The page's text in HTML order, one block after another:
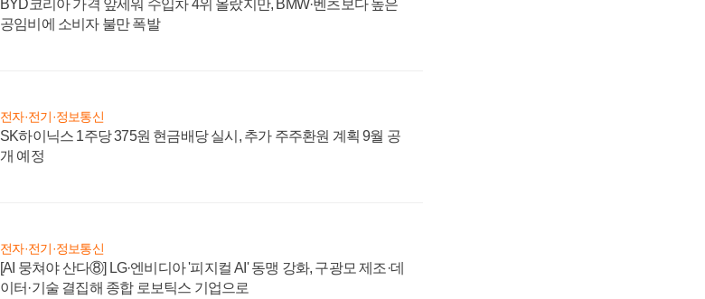
BYD코리아 가격 앞세워 수입차 4위 올랐지만, BMW·벤츠보다 높은
공임비에 소비자 불만 폭발
전자·전기·정보통신
SK하이닉스 1주당 375원 현금배당 실시, 추가 주주환원 계획 9월 공
개 예정
전자·전기·정보통신
[AI 뭉쳐야 산다⑧] LG·엔비디아 '피지컬 AI' 동맹 강화, 구광모 제조·데
이터·기술 결집해 종합 로보틱스 기업으로